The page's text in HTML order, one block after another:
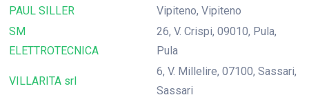
PAUL SILLER
Vipiteno, Vipiteno
SM
ELETTROTECNICA
26, V. Crispi, 09010, Pula,
Pula
VILLARITA srl
6, V. Millelire, 07100, Sassari,
Sassari